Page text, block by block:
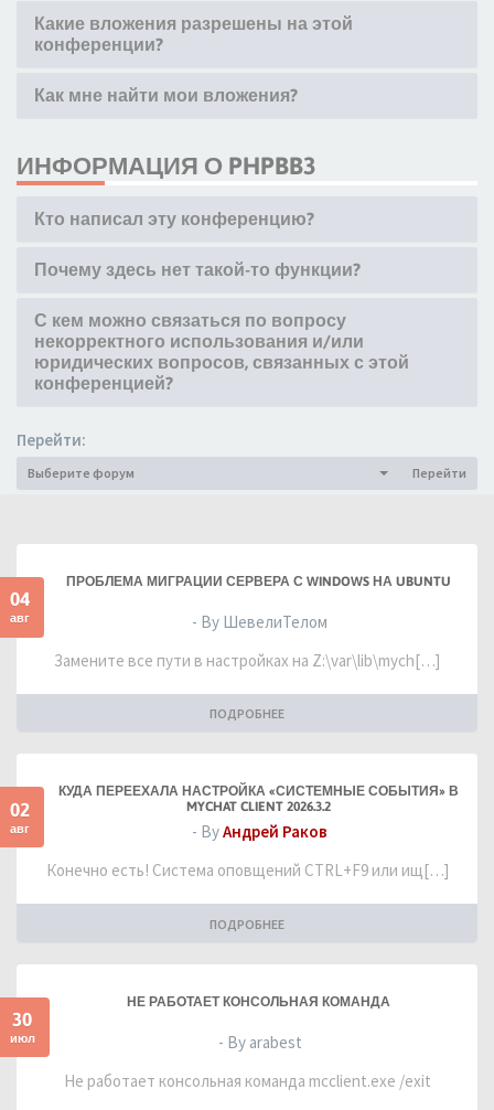
Какие вложения разрешены на этой
конференции?
Как мне найти мои вложения?
ИНФОРМАЦИЯ О PHPBB3
Кто написал эту конференцию?
Почему здесь нет такой-то функции?
С кем можно связаться по вопросу
некорректного использования и/или
юридических вопросов, связанных с этой
конференцией?
Перейти:
Выберите форум Перейти
04
авг
ПРОБЛЕМА МИГРАЦИИ СЕРВЕРА С WINDOWS НА UBUNTU
- By ШевелиТелом
Замените все пути в настройках на Z:\var\lib\mych[…]
ПОДРОБНЕЕ
02
авг
КУДА ПЕРЕЕХАЛА НАСТРОЙКА «СИСТЕМНЫЕ СОБЫТИЯ» В
MYCHAT CLIENT 2026.3.2
- ByАндрей Раков
Конечно есть! Система оповщений CTRL+F9 или ищ[…]
ПОДРОБНЕЕ
30
июл
НЕ РАБОТАЕТ КОНСОЛЬНАЯ КОМАНДА
- By arabest
Не работает консольная команда mcclient.exe /exit